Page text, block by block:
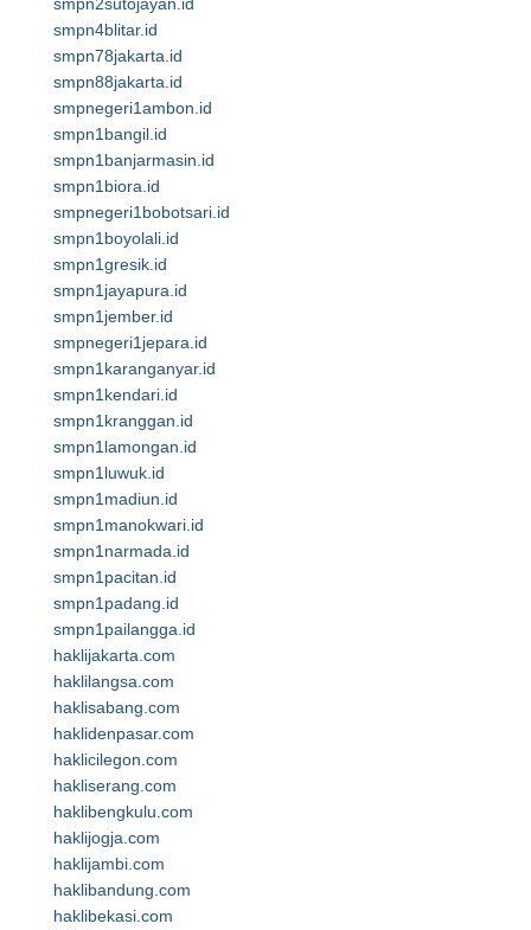
smpn4blitar.id
smpn78jakarta.id
smpn88jakarta.id
smpnegeri1ambon.id
smpn1bangil.id
smpn1banjarmasin.id
smpn1biora.id
smpnegeri1bobotsari.id
smpn1boyolali.id
smpn1gresik.id
smpn1jayapura.id
smpn1jember.id
smpnegeri1jepara.id
smpn1karanganyar.id
smpn1kendari.id
smpn1kranggan.id
smpn1lamongan.id
smpn1luwuk.id
smpn1madiun.id
smpn1manokwari.id
smpn1narmada.id
smpn1pacitan.id
smpn1padang.id
smpn1pailangga.id
haklijakarta.com
haklilangsa.com
haklisabang.com
haklidenpasar.com
haklicilegon.com
hakliserang.com
haklibengkulu.com
haklijogja.com
haklijambi.com
haklibandung.com
haklibekasi.com